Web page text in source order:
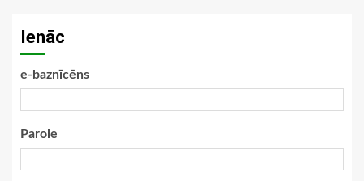
Ienāc
e-baznīcēns
Parole